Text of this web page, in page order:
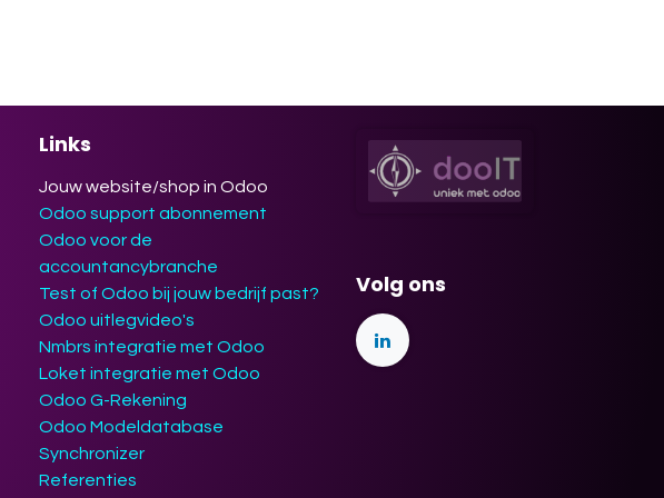
Links
Jouw website/shop in Odoo
Odoo support abonnement
Odoo voor de
accountancybranche
Test of Odoo bij jouw bedrijf past?
Odoo uitlegvideo's
Nmbrs integratie met Odoo
Loket integratie met Odoo
Odoo G-Rekening
Odoo Modeldatabase
Synchronizer
Referenties
Volg ons